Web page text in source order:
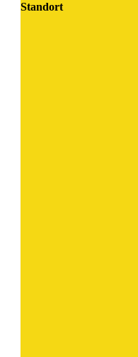
Standort